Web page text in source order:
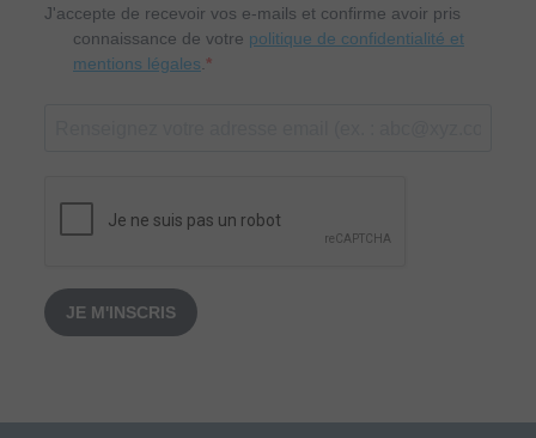
J'accepte de recevoir vos e-mails et confirme avoir pris
connaissance de votre politique de confidentialité et
mentions légales.
JE M'INSCRIS